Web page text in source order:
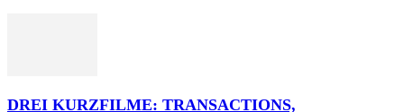
DREI KURZFILME: TRANSACTIONS,